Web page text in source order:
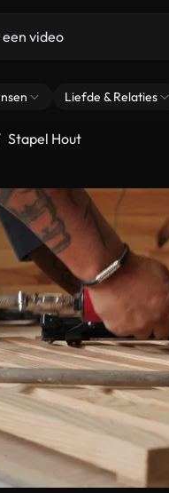
Liefde & Relaties
Stapel Hout